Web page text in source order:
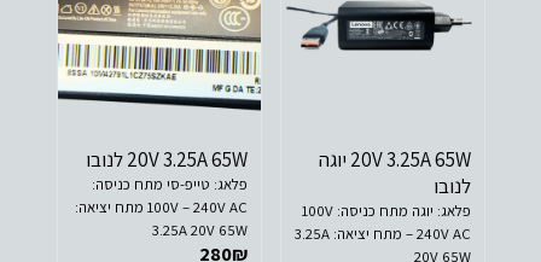
20V 3.25A 65W יוגה
לנובו
פלאג: יוגה מתח כניסה: 100V
– 240V AC מתח יציאה: 3.25A
20V 65W
20V 3.25A 65W לנובו
פלאג: טייפ-סי מתח כניסה:
100V – 240V AC מתח יציאה:
3.25A 20V 65W
280₪